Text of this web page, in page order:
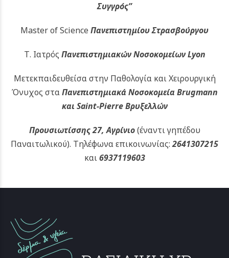
Συγγρός”
Master of Science Πανεπιστημίου Στρασβούργου
Τ. Ιατρός Πανεπιστημιακών Νοσοκομείων Lyon
Μετεκπαιδευθείσα στην Παθολογία και Χειρουργική
Όνυχος σταΠανεπιστημιακά Νοσοκομεία Brugmann
και Saint-Pierre Βρυξελλών
Προυσιωτίσσης 27, Αγρίνιο(έναντι γηπέδου
Παναιτωλικού). Τηλέφωνα επικοινωνίας:2641307215
και6937119603